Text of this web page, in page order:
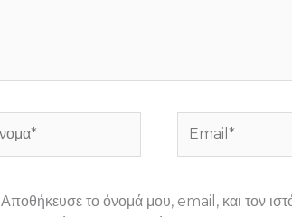
Αποθήκευσε το όνομά μου, email, και τον